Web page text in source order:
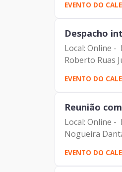
EVENTO DO
Despacho
Local: Online -
Roberto Ruas
EVENTO DO
Reunião
Local: Online -
Nogueira
EVENTO DO